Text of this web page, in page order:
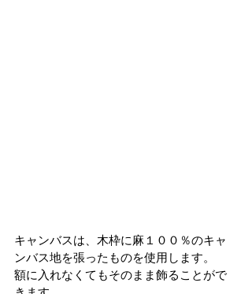
キャンバスは、木枠に麻１００％のキャ
ンバス地を張ったものを使用します。
額に入れなくてもそのまま飾ることがで